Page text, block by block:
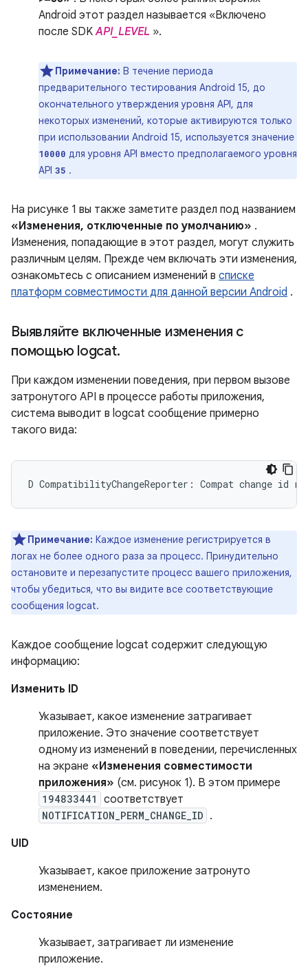
Android этот раздел называется «Включено
после SDKAPI_LEVEL ».
Примечание: В течение периода
предварительного тестирования Android 15, до
окончательного утверждения уровня API, для
некоторых изменений, которые активируются только
при использовании Android 15, используется значение
10000 для уровня API вместо предполагаемого уровня
API 35 .
На рисунке 1 вы также заметите раздел под названием
«Изменения, отключенные по умолчанию» .
Изменения, попадающие в этот раздел, могут служить
различным целям. Прежде чем включать эти изменения,
ознакомьтесь с описанием изменений в списке
платформ совместимости для данной версии Android .
Выявляйте включенные изменения с
помощью logcat.
При каждом изменении поведения, при первом вызове
затронутого API в процессе работы приложения,
система выводит в logcat сообщение примерно
такого вида:
Примечание: Каждое изменение регистрируется в
логах не более одного раза за процесс. Принудительно
остановите и перезапустите процесс вашего приложения,
чтобы убедиться, что вы видите все соответствующие
сообщения logcat.
Каждое сообщение logcat содержит следующую
информацию:
Изменить ID
Указывает, какое изменение затрагивает
приложение. Это значение соответствует
одному из изменений в поведении, перечисленных
на экране «Изменения совместимости
приложения» (см. рисунок 1). В этом примере
194833441 соответствует
NOTIFICATION_PERM_CHANGE_ID .
UID
Указывает, какое приложение затронуто
изменением.
Состояние
Указывает, затрагивает ли изменение
приложение.